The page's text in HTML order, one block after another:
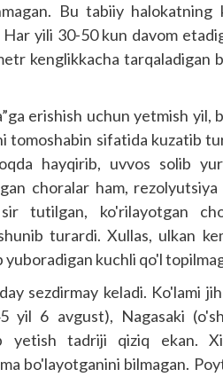
Bu tabiiy halokatning
yili 30-50 kun davom
kenglikkacha tarqaladigan
erishish uchun yetmish yil,
tomoshabin sifatida kuzatib
hayqirib, uvvos solib
choralar ham,
tutilgan, ko'rilayotgan
turardi. Xullas, ulkan
kuchli qo'l
sezdirmay keladi. Ko'lami
yil 6 avgust), Nagasaki
yetish tadriji qiziq ekan.
bo'layotganini bilmagan.